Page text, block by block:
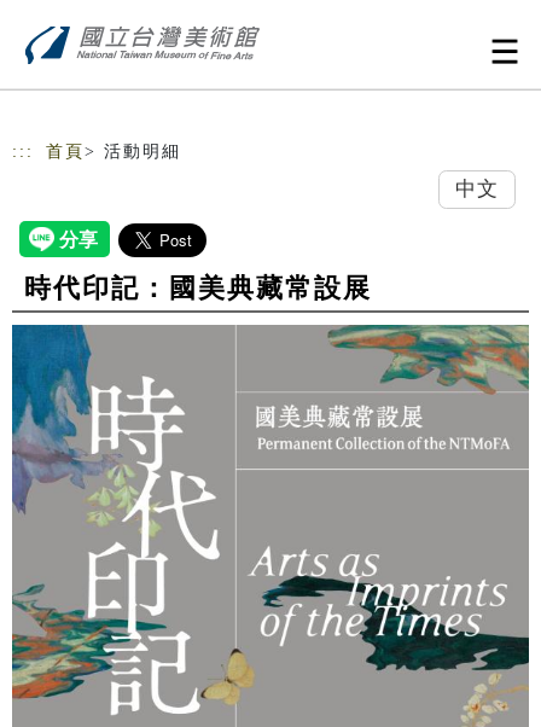
::: 首頁 > 活動明細
中文
時代印記：國美典藏常設展